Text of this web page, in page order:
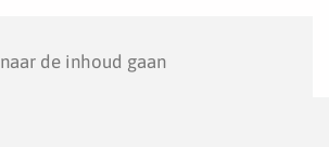
de inhoud gaan